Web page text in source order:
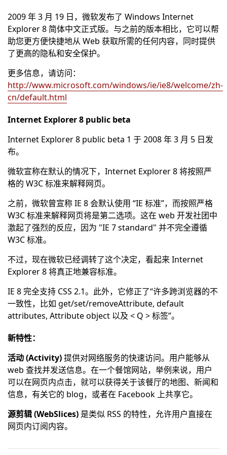
2009 年 3 月 19 日，微软发布了 Windows Internet
Explorer 8 简体中文正式版。与之前的版本相比，它可以帮
助您更方便快捷地从 Web 获取所需的任何内容，同时提供
了更高的隐私和安全保护。
更多信息，请访问：
http://www.microsoft.com/windows/ie/ie8/welcome/zh-
cn/default.html
Internet Explorer 8 public beta
Internet Explorer 8 public beta 1 于 2008 年 3 月 5 日发
布。
微软宣称在默认的情况下，Internet Explorer 8 将按照严
格的 W3C 标准来解释网页。
之前，微软曾宣称 IE 8 会默认使用 “IE 标准”，而按照严格
W3C 标准来解释网页将是第二选项。这在 web 开发社团中
激起了强烈的反应，因为 "IE 7 standard" 并不完全遵循
W3C 标准。
不过，现在微软已经调转了这个决定，看起来 Internet
Explorer 8 将真正地兼容标准。
IE 8 完全支持 CSS 2.1。此外，它修正了“许多跨浏览器的不
一致性，比如 get/set/removeAttribute, default
attributes, Attribute object 以及 < Q > 标签”。
新特性：
活动 (Activity)提供对网络服务的快速访问。用户能够从
web 查找并发送信息。在一个餐馆网站，举例来说，用户
可以在网页内点击，就可以获得关于该餐厅的地图、新闻和
信息，有关它的 blog，或者在 Facebook 上共享它。
源剪辑 (WebSlices) 是类似 RSS 的特性，允许用户直接在
网页内订阅内容。